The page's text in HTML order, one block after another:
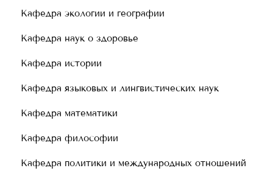
Кафедра экологии и географии
Кафедра наук о здоровье
Кафедра истории
Кафедра языковых и лингвистических наук
Кафедра математики
Кафедра философии
Кафедра политики и международных отношений